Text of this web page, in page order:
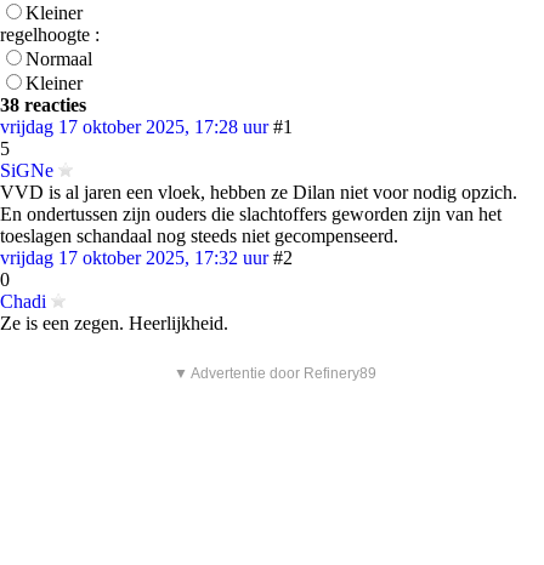
Kleiner
regelhoogte :
Normaal
Kleiner
38 reacties
vrijdag 17 oktober 2025, 17:28 uur #1
5
SiGNe
VVD is al jaren een vloek, hebben ze Dilan niet voor nodig opzich.
En ondertussen zijn ouders die slachtoffers geworden zijn van het
toeslagen schandaal nog steeds niet gecompenseerd.
vrijdag 17 oktober 2025, 17:32 uur #2
0
Chadi
Ze is een zegen. Heerlijkheid.
▼ Advertentie door Refinery89